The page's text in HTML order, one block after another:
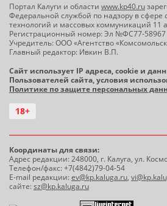
Портал Калуги и области www.kp40.ru
Федеральной службой по надзору в
технологий и массовых коммуникаций 11
Регистрационный номер: Эл №ФС77-58967
Учредитель: ООО «Агентство
Главный редактор: Ивкин В.П.
Сайт использует IP адреса, cookie и
Пользователей сайта, условия
Политике по защите персональных
18+
Координаты для связи:
Адрес редакции: 248000, г. Калуга, ул.
Телефон/факс: +7(4842)79-04-54
E-mail редакции:ev@kp.kaluga.ru,
сайте:sz@kp.kaluga.ru